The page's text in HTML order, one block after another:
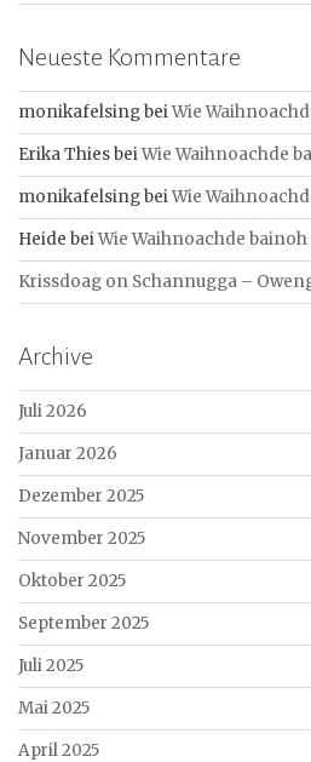
Neueste Kommentare
monikafelsingbeiWie
Erika ThiesbeiWie Waihnoachde
monikafelsingbeiWie
Heide beiWie Waihnoachde
Krissdoag on Schannugga –
Archive
Juli 2026
Januar 2026
Dezember 2025
November 2025
Oktober 2025
September 2025
Juli 2025
Mai 2025
April 2025